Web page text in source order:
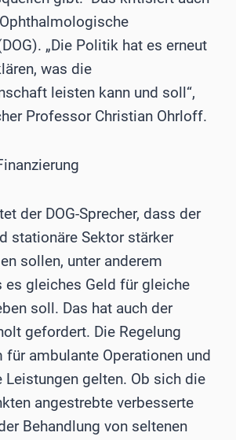
„Die Politik hat es erneut
was die
leisten kann und soll“,
Professor Christian Ohrloff.
der DOG-Sprecher, dass der
stationäre Sektor stärker
sollen, unter anderem
es gleiches Geld für gleiche
soll. Das hat auch der
gefordert. Die Regelung
für ambulante Operationen und
Leistungen gelten. Ob sich die
angestrebte verbesserte
Behandlung von seltenen